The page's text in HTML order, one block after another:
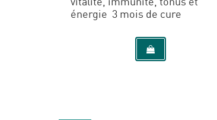
énergie 3 mois de cure